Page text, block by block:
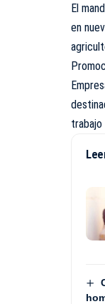
El
en
trabajo